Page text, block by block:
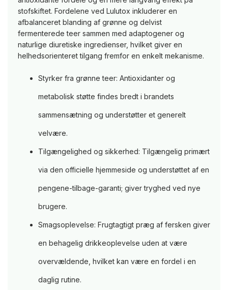
stofskiftet. Fordelene ved Lulutox inkluderer en
afbalanceret blanding af grønne og delvist
fermenterede teer sammen med adaptogener og
naturlige diuretiske ingredienser, hvilket giver en
helhedsorienteret tilgang fremfor en enkelt mekanisme.
Styrker fra grønne teer: Antioxidanter og
metabolisk støtte findes bredt i brandets
sammensætning og understøtter et generelt
velvære.
Tilgængelighed og sikkerhed: Tilgængelig primært
via den officielle hjemmeside og understøttet af en
pengene-tilbage-garanti; giver tryghed ved nye
brugere.
Smagsoplevelse: Frugtagtigt præg af fersken giver
en behagelig drikkeoplevelse uden at være
overvældende, hvilket kan være en fordel i en
daglig rutine.